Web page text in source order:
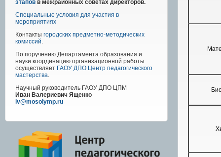
этапов в межрайонных советах директоров.
Специальные условия для участия в
мероприятиях
Контакты городских предметно-методических
комиссий.
По поручению Департамента образования и
науки координацию организационной работы
осуществляет ГАОУ ДПО Центр педагогического
мастерства.
Научный руководитель ГАОУ ДПО ЦПМ
Иван Валериевич Ященко
iv@mosolymp.ru